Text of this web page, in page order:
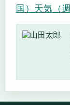
国） 天気（週